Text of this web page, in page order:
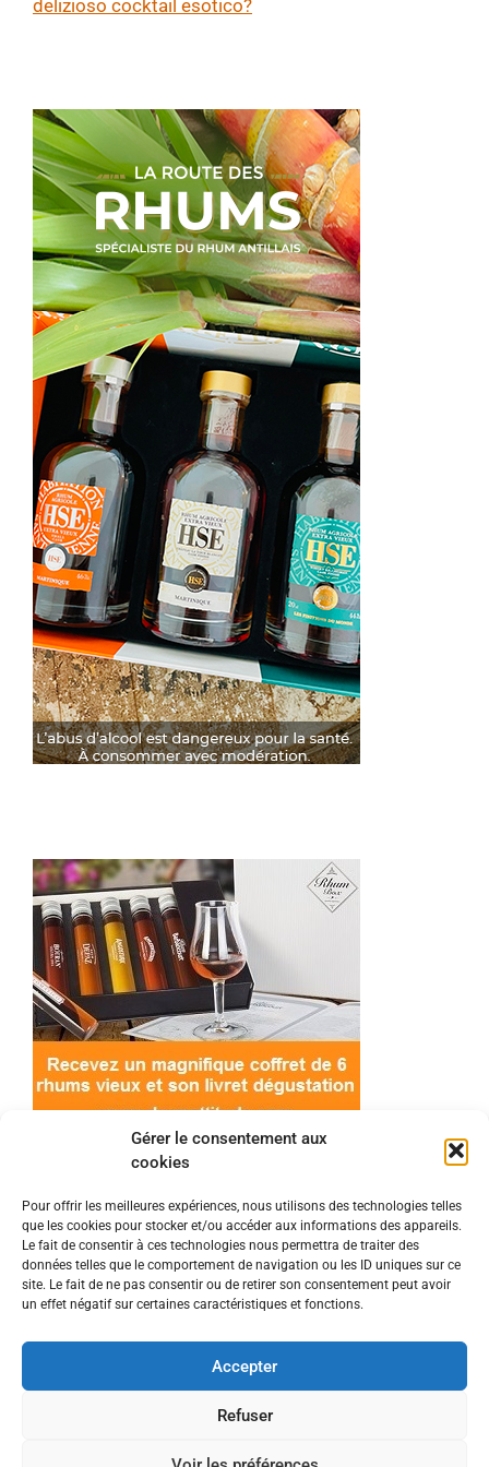
Gérer le consentement aux
cookies
Pour offrir les meilleures expériences, nous utilisons des technologies telles
que les cookies pour stocker et/ou accéder aux informations des appareils.
Le fait de consentir à ces technologies nous permettra de traiter des
données telles que le comportement de navigation ou les ID uniques sur ce
site. Le fait de ne pas consentir ou de retirer son consentement peut avoir
un effet négatif sur certaines caractéristiques et fonctions.
Accepter
Refuser
delizioso cocktail esotico?
© 2022 Meilleur-rhum.net - Tous droits réservés
Mentions légales-Politique de cookies
En tant que Partenaire Amazon, je réalise un